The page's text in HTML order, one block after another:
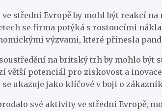
ve střední Evropě by mohl být reakcí
se firma potýká s rostoucími
výzvami, které přinesla
na britský trh by mohlo
větší potenciál pro ziskovost a
ukazuje jako klíčové v boji o
své aktivity ve střední Evropě,